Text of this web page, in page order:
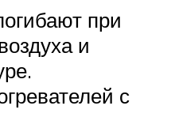
при
и
с